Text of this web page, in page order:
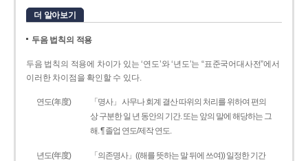
더 알아보기
두음 법칙의 적용
두음 법칙의 적용에 차이가 있는 ‘연도’와 ‘년도’는 “표준국어대사전”에서
이러한 차이점을 확인할 수 있다.
연도(年度)
「명사」 사무나 회계 결산 따위의 처리를 위하여 편의
상 구분한 일 년 동안의 기간. 또는 앞의 말에 해당하는 그
해. ¶ 졸업 연도/제작 연도.
년도(年度)
「의존명사」((해를 뜻하는 말 뒤에 쓰여)) 일정한 기간